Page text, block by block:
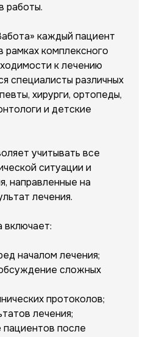
работы.
каждый пациент
комплексного
к лечению
специалисты различных
хирурги, ортопеды,
и детские
учитывать все
ситуации и
направленные на
лечения.
включает:
началом лечения;
сложных
протоколов;
лечения;
после